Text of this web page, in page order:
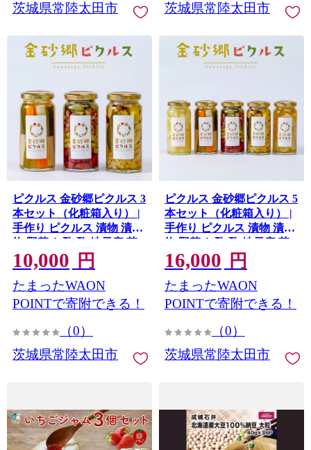
茨城県常陸太田市
茨城県常陸太田市
ピクルス 金砂郷ピクルス 3
本セット（化粧箱入り） |
手作り ピクルス 漬物 漬け
物 野菜 お酢 酢 地元産 茨
城県産 豆 大根 きゅうり に
んじん 玉ねぎ セロリ きの
こ マッシュルーム 花びら
たけ ギフト 贈り物 高級 健
10,000 円
たまったWAON
POINTで寄附できる！
（0）
茨城県常陸太田市
ピクルス 金砂郷ピクルス 5
本セット（化粧箱入り） |
手作り ピクルス 漬物 漬け
物 野菜 お酢 酢 地元産 茨
城県産 豆 大根 きゅうり に
んじん 玉ねぎ セロリ きの
こ マッシュルーム 花びら
たけ ギフト 贈り物 高級 健
16,000 円
たまったWAON
POINTで寄附できる！
（0）
茨城県常陸太田市